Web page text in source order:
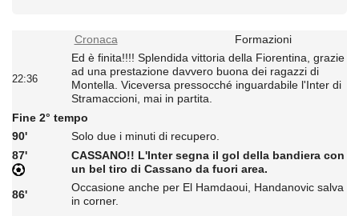
Cronaca Formazioni
22:36
Ed è finita!!!! Splendida vittoria della Fiorentina, grazie
ad una prestazione davvero buona dei ragazzi di
Montella. Viceversa pressocché inguardabile l'Inter di
Stramaccioni, mai in partita.
Fine 2° tempo
90'
Solo due i minuti di recupero.
87'
CASSANO!! L'Inter segna il gol della bandiera con
un bel tiro di Cassano da fuori area.
86'
Occasione anche per El Hamdaoui, Handanovic salva
in corner.